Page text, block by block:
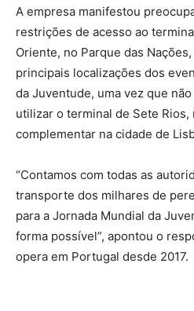
A empresa manifestou
restrições de acesso ao
Oriente, no Parque das
principais localizações dos
da Juventude, uma vez que
utilizar o terminal de Sete Rios,
complementar na cidade de
“Contamos com todas as
transporte dos milhares de
para a Jornada Mundial da
forma possível”, apontou o
opera em Portugal desde 2017.